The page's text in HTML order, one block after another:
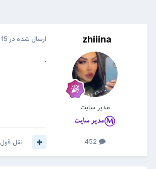
zhiiina
مدیر سایت
ارسال شده در 15 آبان، 2022
.
نقل قول